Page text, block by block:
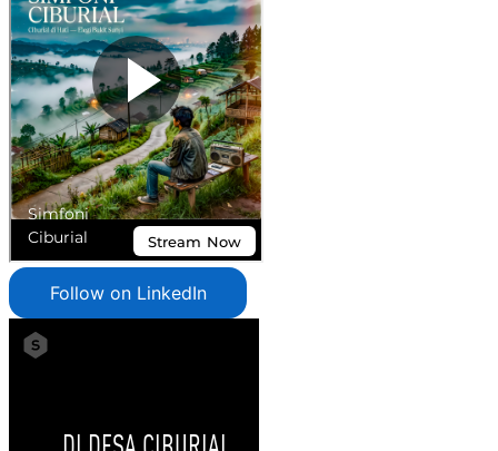
Follow on LinkedIn